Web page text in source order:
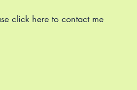
click here to contact me